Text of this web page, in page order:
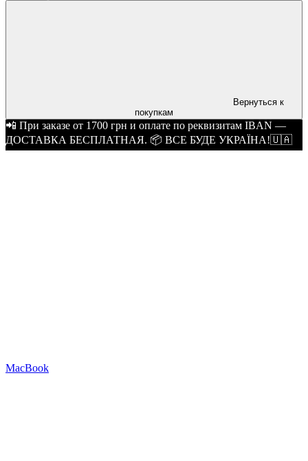
Вернуться к
покупкам
📲 При заказе от 1700 грн и оплате по реквизитам IBAN —
ДОСТАВКА БЕСПЛАТНАЯ. 📦 ВСЕ БУДЕ УКРАЇНА!🇺🇦
MacBook